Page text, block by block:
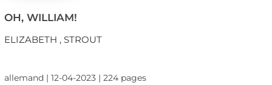
OH, WILLIAM!
ELIZABETH , STROUT
allemand | 12-04-2023 | 224 pages